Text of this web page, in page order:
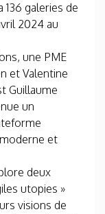
galeries de
2024 au
une PME
et Valentine
Guillaume
un
et
deux
utopies »
visions de